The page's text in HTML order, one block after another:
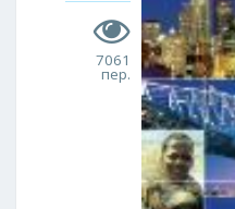
7061
пер.